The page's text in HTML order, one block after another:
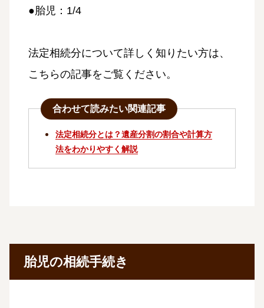
●胎児：1/4
法定相続分について詳しく知りたい方は、
こちらの記事をご覧ください。
合わせて読みたい関連記事
法定相続分とは？遺産分割の割合や計算方
法をわかりやすく解説
胎児の相続手続き